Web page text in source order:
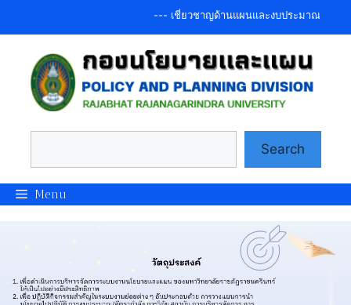
--- เชี่ยวชาญด้านแผนและงบประมาณ รองรับน
Search
Menu